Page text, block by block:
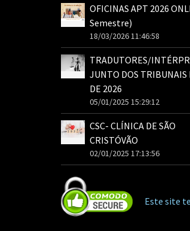
OFICINAS APT 2026
Semestre)
18/03/2026 11:46:58
TRADUTORES/
JUNTO DOS TRIBUNAIS
DE 2026
05/01/2025 15:29:12
CSC- CLÍNICA DE SÃO
CRISTÓVÃO
02/01/2025 17:13:56
Este site